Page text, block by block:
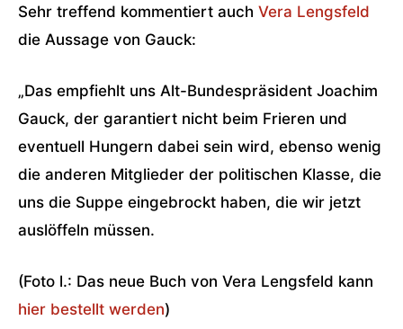
Sehr treffend kommentiert auch Vera Lengsfeld
die Aussage von Gauck:
„Das empfiehlt uns Alt-Bundespräsident Joachim
Gauck, der garantiert nicht beim Frieren und
eventuell Hungern dabei sein wird, ebenso wenig
die anderen Mitglieder der politischen Klasse, die
uns die Suppe eingebrockt haben, die wir jetzt
auslöffeln müssen.
(Foto l.: Das neue Buch von Vera Lengsfeld kann
hier bestellt werden)